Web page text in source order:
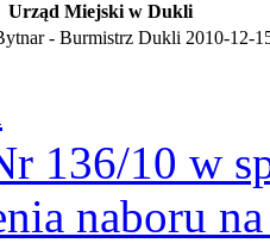
Urząd Miejski w Dukli
- Burmistrz Dukli 2010-12-
136/10 w
naboru